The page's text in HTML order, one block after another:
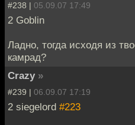
#238 | 05.09.07 17:49
2 Goblin
Ладно, тогда исходя из
камрад?
Crazy »
#239 | 06.09.07 17:19
2 siegelord #223